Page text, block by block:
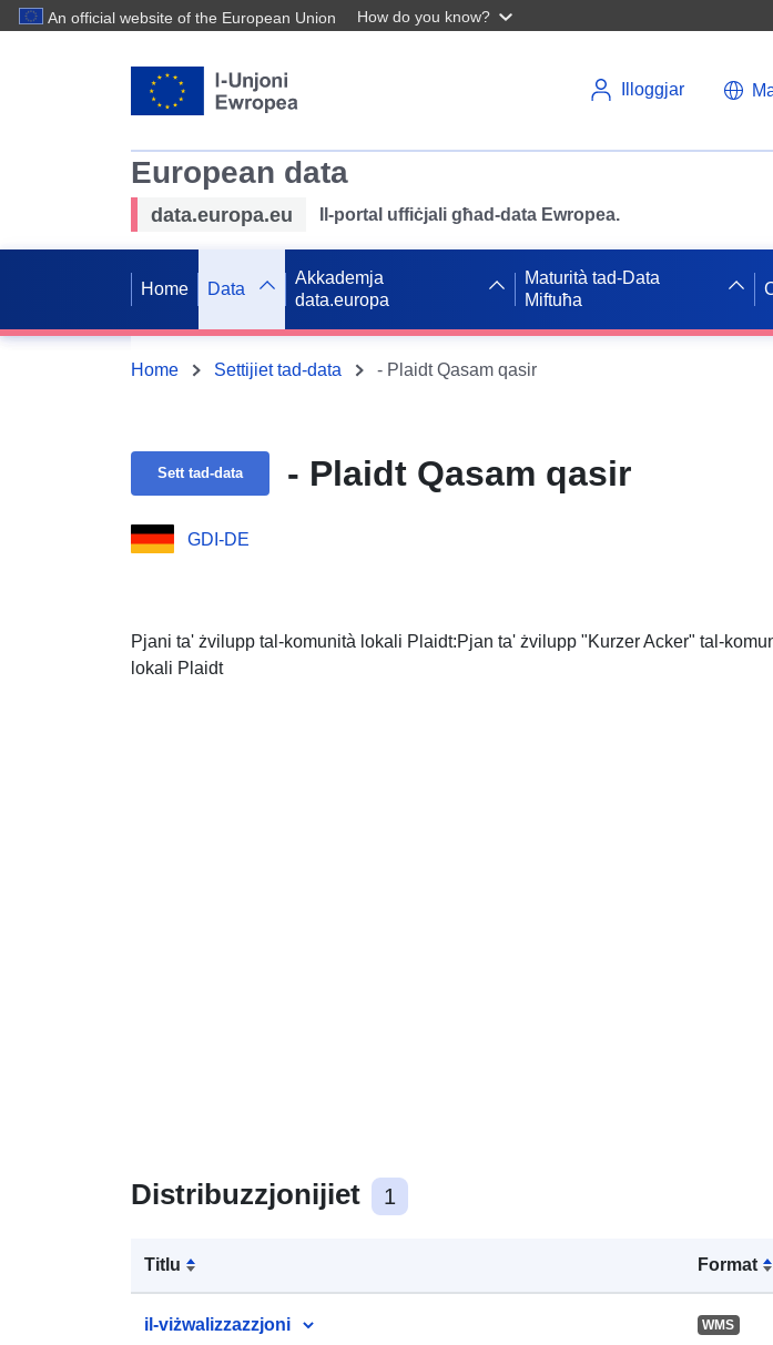
An official website of the European Union How do you know?
Illoggjar
European data
data.europa.eu Il-portal uffiċjali għad-data Ewropea.
Home Data
Akkademja
data.europa
Maturità tad-Data
Miftuħa
Home Settijiet tad-data - Plaidt Qasam qasir
Sett tad-data - Plaidt Qasam qasir
GDI-DE
Pjani ta' żvilupp tal-komunità lokali Plaidt:Pjan ta' żvilupp "Kurzer Acker" tal-
lokali Plaidt
Distribuzzjonijiet 1
Titlu Format
il-viżwalizzazzjoni WMS